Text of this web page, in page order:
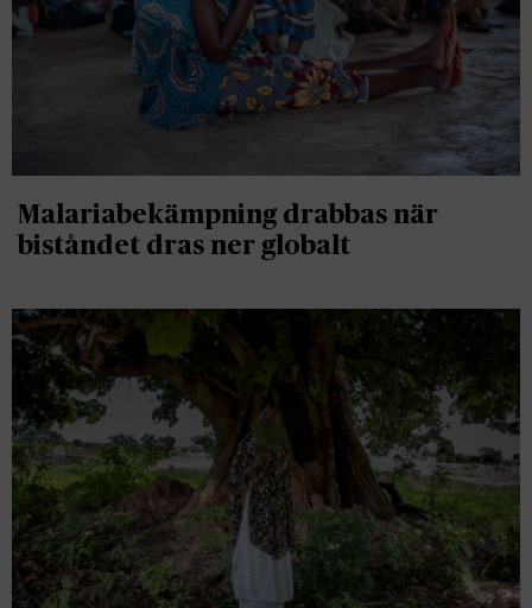
Malariabekämpning drabbas när
biståndet dras ner globalt